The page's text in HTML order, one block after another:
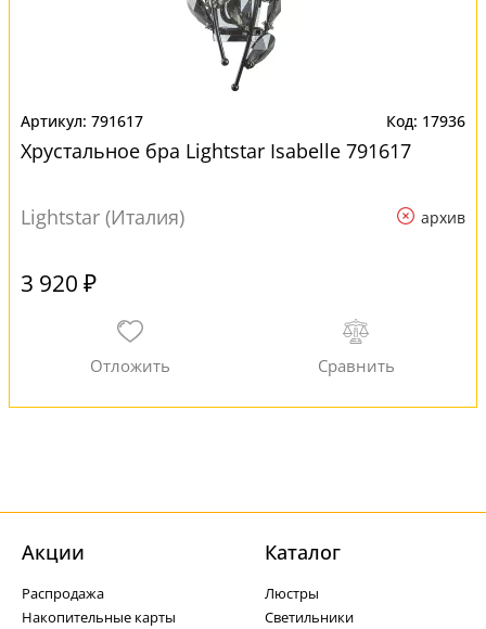
791617 17936
Хрустальное бра Lightstar Isabelle 791617
Lightstar (Италия) архив
3 920 ₽
Акции
Распродажа
Накопительные карты
Каталог
Люстры
Светильники